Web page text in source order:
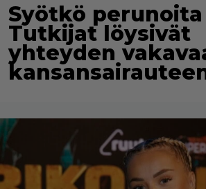
Syötkö perunoita
Tutkijat löysivät
yhteyden